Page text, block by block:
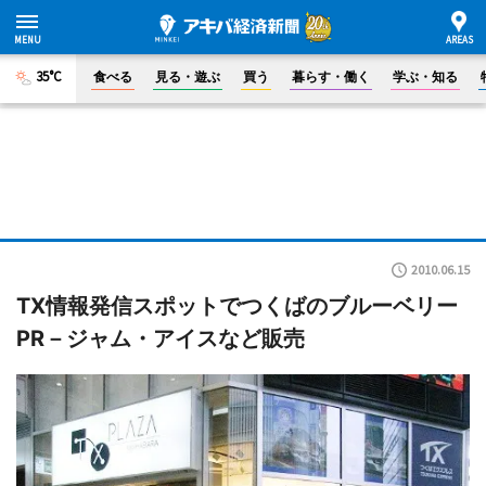
35°C 食べる 見る・遊ぶ 買う 暮らす・働く 学ぶ・知る
2010.06.15
TX情報発信スポットでつくばのブルーベリー
PR－ジャム・アイスなど販売